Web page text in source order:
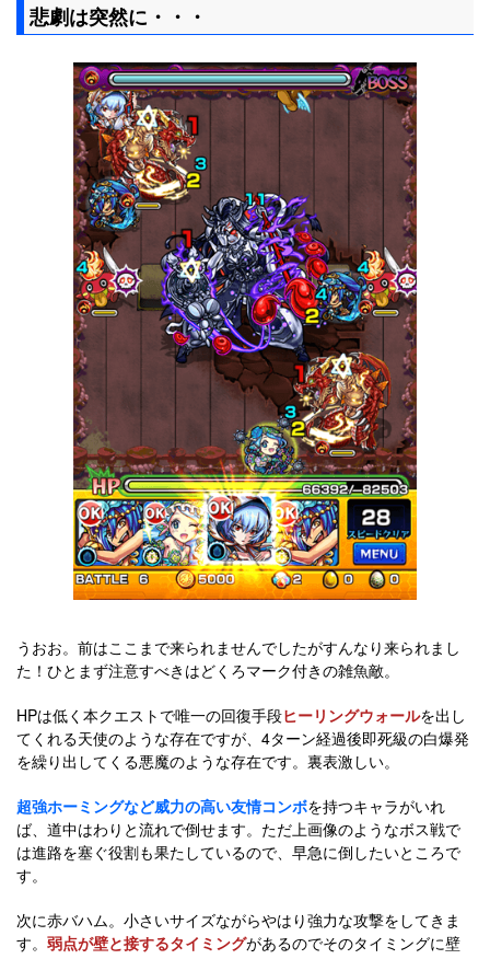
悲劇は突然に・・・
うおお。前はここまで来られませんでしたがすんなり来られまし
た！ひとまず注意すべきはどくろマーク付きの雑魚敵。
HPは低く本クエストで唯一の回復手段ヒーリングウォールを出し
てくれる天使のような存在ですが、4ターン経過後即死級の白爆発
を繰り出してくる悪魔のような存在です。裏表激しい。
超強ホーミングなど威力の高い友情コンボを持つキャラがいれ
ば、道中はわりと流れで倒せます。ただ上画像のようなボス戦で
は進路を塞ぐ役割も果たしているので、早急に倒したいところで
す。
次に赤バハム。小さいサイズながらやはり強力な攻撃をしてきま
す。 弱点が壁と接するタイミングがあるのでそのタイミングに壁